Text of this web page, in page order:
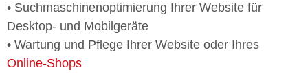
• Suchmaschinenoptimierung Ihrer Website für
Desktop- und Mobilgeräte
• Wartung und Pflege Ihrer Website oder Ihres
Online-Shops